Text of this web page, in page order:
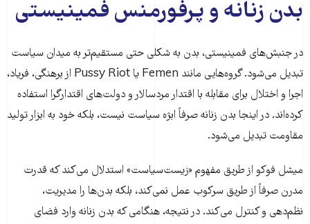
بدن زنانه و پرفورمنس فمینیستی
در جنبش‌های فمینیستی، بدن به شکلی حتی مستقیم‌تر به میدان سیاست
تبدیل می‌شود. گروه‌هایی مانند Femen یا Pussy Riot از برهنگی، فریاد،
اجرا و اختلال برای مقابله با اقتدار مردسالار و دولت‌های اقتدارگرا استفاده
کرده‌اند. در اینجا بدن زنانه صرفاً ابژه سیاست نیست، بلکه خود به ابزار تولید
مقاومت تبدیل می‌شود.
میشل فوکو از طریق مفهوم «زیست‌سیاست» استدلال می‌کند که قدرت
مدرن صرفاً از طریق سرکوب عمل نمی‌کند، بلکه بدن‌ها را مدیریت،
نظم‌دهی و کنترل می‌کند. در نتیجه، هنگامی که بدن زنانه وارد فضای